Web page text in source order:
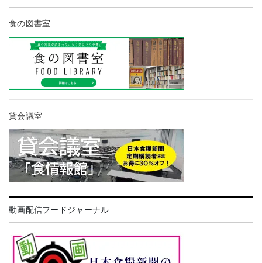
食の図書室
貸会議室
動画配信フードジャーナル